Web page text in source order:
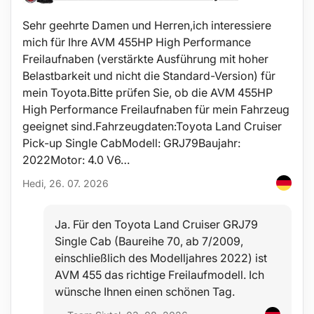
erforderlich
Technische Daten:
Tankvolumen: 500 ml
Betriebsspannung: DC 24 V/0,6 A / 110-240 V 50/60 Hz
Leistung: 12 W
Ultraschallfrequenz: 2,4 MHz
Abmessungen: 16,5 x 17 x 17 cm
Verdunstung: 45-60 ml/h
Reichweite: 12-20 m2
Geräuschpegel: 35 dB
Betriebsmodi: 1H, 3H, 6H, ON Dauerbetrieb
Lieferumfang:
1x Messbecher
1x Netzadapter
1x Reinigungsbürstchen
Sehr geehrte Damen und Herren,ich interessiere
mich für Ihre AVM 455HP High Performance
Freilaufnaben (verstärkte Ausführung mit hoher
Belastbarkeit und nicht die Standard-Version) für
mein Toyota.Bitte prüfen Sie, ob die AVM 455HP
High Performance Freilaufnaben für mein Fahrzeug
geeignet sind.Fahrzeugdaten:Toyota Land Cruiser
Pick-up Single CabModell: GRJ79Baujahr:
2022Motor: 4.0 V6…
Hedi, 26. 07. 2026
Ja. Für den Toyota Land Cruiser GRJ79
Single Cab (Baureihe 70, ab 7/2009,
einschließlich des Modelljahres 2022) ist
AVM 455 das richtige Freilaufmodell. Ich
wünsche Ihnen einen schönen Tag.